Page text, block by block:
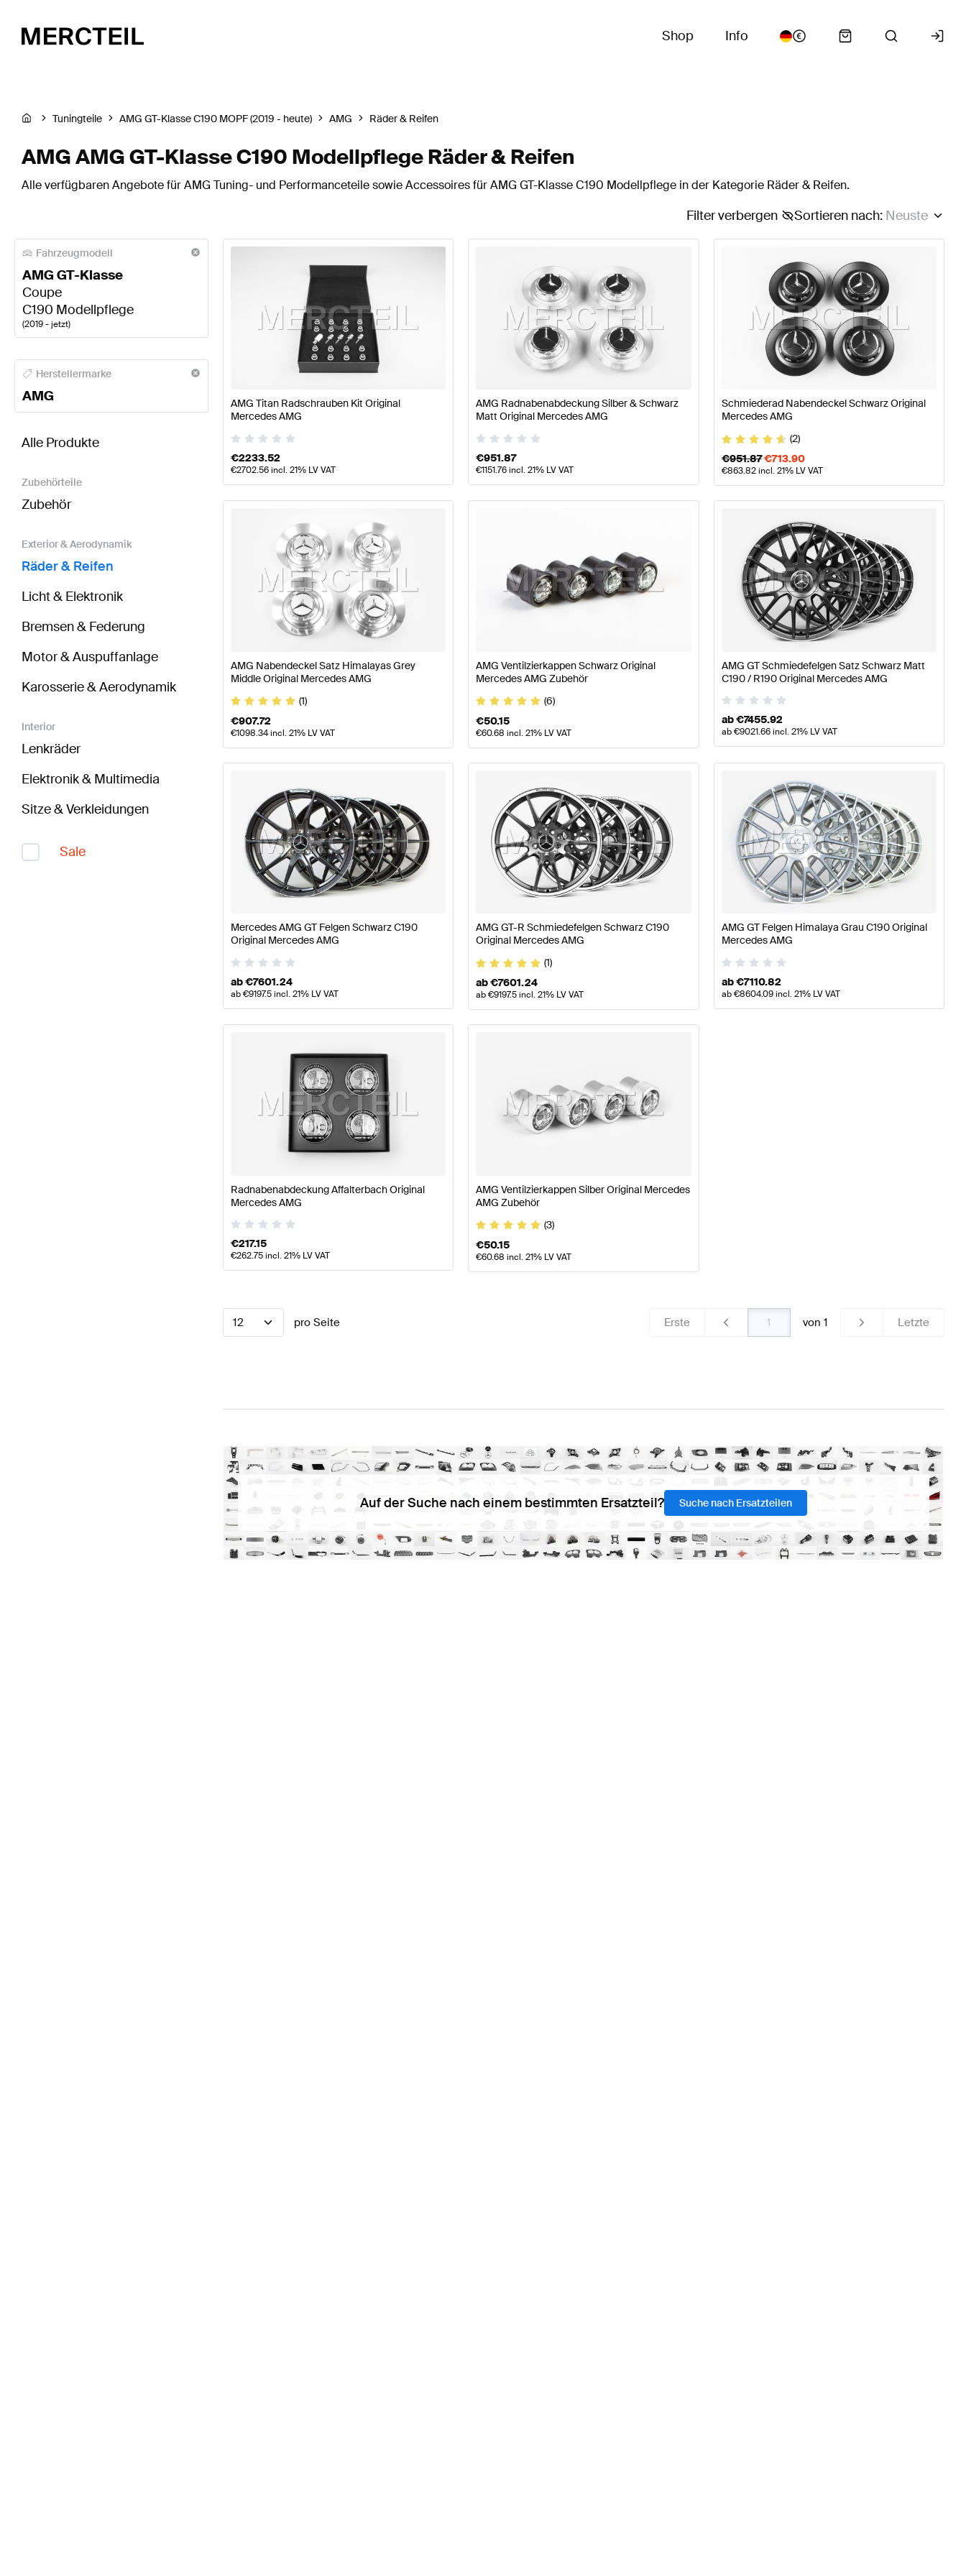
Shop Info
Tuningteile AMG GT-Klasse C190 MOPF (2019 - heute) AMG Räder & Reifen
AMG AMG GT-Klasse C190 Modellpflege Räder & Reifen
Alle verfügbaren Angebote für AMG Tuning- und Performanceteile sowie Accessoires für AMG GT-Klasse C190 Modellpflege in der Kategorie Räder & Reifen.
Sortieren nach: Neuste
Filter verbergen
Fahrzeugmodell
AMG GT-Klasse
Coupe
C190 Modellpflege
(2019 - jetzt)
AMG A-Klasse Räder & ReifenAMG A-Klasse W177 Modellpflege Räder & Reifen AMG A-Klasse W177 Räder & Reifen AMG A-Klasse W176 Modellpflege Räder &
Herstellermarke
AMG
AMG AMG GT-Klasse C190 Modellpflege Räder & Reifen
Alle Produkte
Zubehörteile
Zubehör
Exterior & Aerodynamik
Räder & Reifen
Licht & Elektronik
Bremsen & Federung
Motor & Auspuffanlage
Karosserie & Aerodynamik
Interior
Lenkräder
Elektronik & Multimedia
Sitze & Verkleidungen
Sale
AMG Titan Radschrauben Kit Original
Mercedes AMG
€2233.52
€2702.56incl. 21% LV VAT
AMG Radnabenabdeckung Silber & Schwarz
Matt Original Mercedes AMG
€951.87
€1151.76incl. 21% LV VAT
Schmiederad Nabendeckel Schwarz Original
Mercedes AMG
(2)
€951.87€713.90
€863.82incl. 21% LV VAT
AMG Nabendeckel Satz Himalayas Grey
Middle Original Mercedes AMG
(1)
€907.72
€1098.34incl. 21% LV VAT
AMG Ventilzierkappen Schwarz Original
Mercedes AMG Zubehör
(6)
€50.15
€60.68 incl. 21% LV VAT
AMG GT Schmiedefelgen Satz Schwarz Matt
C190 / R190 Original Mercedes AMG
ab€7455.92
ab€9021.66incl. 21% LV VAT
Mercedes AMG GT Felgen Schwarz C190
Original Mercedes AMG
ab€7601.24
ab€9197.5incl. 21% LV VAT
AMG GT-R Schmiedefelgen Schwarz C190
Original Mercedes AMG
(1)
ab€7601.24
ab€9197.5incl. 21% LV VAT
AMG GT Felgen Himalaya Grau C190 Original
Mercedes AMG
ab€7110.82
ab€8604.09incl. 21% LV VAT
Radnabenabdeckung Affalterbach Original
Mercedes AMG
€217.15
€262.75incl. 21% LV VAT
AMG Ventilzierkappen Silber Original Mercedes
AMG Zubehör
(3)
€50.15
€60.68 incl. 21% LV VAT
12 pro Seite Erste von 1 Letzte
Auf der Suche nach einem bestimmten Ersatzteil? Suche nach Ersatzteilen